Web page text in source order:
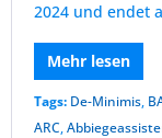
2024 und endet
Mehr lesen
Tags: De-Minimis,
ARC,